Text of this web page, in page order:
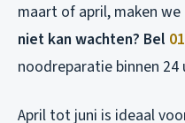
maart of april, maken
niet kan wachten? Bel
noodreparatie binnen 24
April tot juni is ideaal